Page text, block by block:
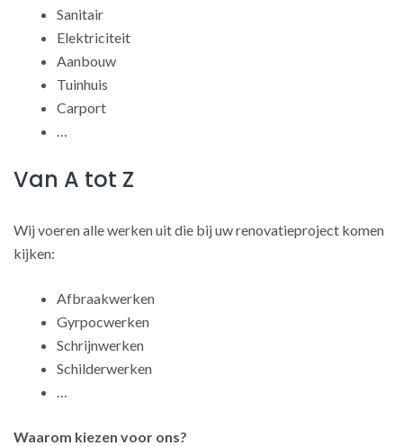
Sanitair
Elektriciteit
Aanbouw
Tuinhuis
Carport
…
Van A tot Z
Wij voeren alle werken uit die bij uw renovatieproject komen
kijken:
Afbraakwerken
Gyrpocwerken
Schrijnwerken
Schilderwerken
…
Waarom kiezen voor ons?